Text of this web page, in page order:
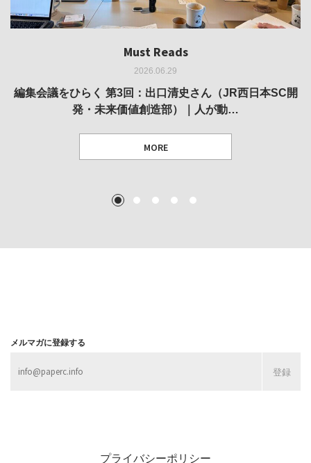
Must Reads
2026.06.29
編集会議をひらく 第3回：出口清史さん（JR西日本SC開
発・未来価値創造部）｜人が動…
MORE
Must Reads
2026.05.14
REVIEW｜果たして美術家・梅津庸一は、「大阪のゆかり
作家」となることができたのか…
Must Reads
2026.03.11
REPORT｜博覧会の残像
MORE
Must Reads
2026.02.25
REVIEW｜菊池聡太朗 個展「余りの風景」
MORE
Must Reads
2025.10.01
REVIEW｜生の存在証明としての線——「ライフライン」
展
1 2 3 4 5
メルマガに登録する
プライバシーポリシー